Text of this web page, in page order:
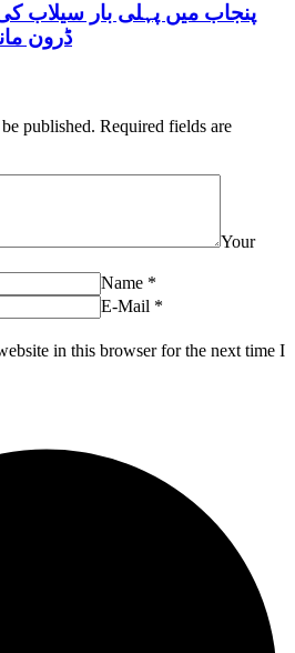
پنجاب میں پہلی بار سیلاب
ڈرون
published. Required fields are
Your
Name *
E-Mail *
in this browser for the next time I